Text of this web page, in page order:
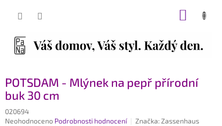
POTSDAM - Mlýnek na pepř přírodní
buk 30 cm
020694
Průměrné
Neohodnoceno Podrobnosti hodnocení Značka:Zassenhaus